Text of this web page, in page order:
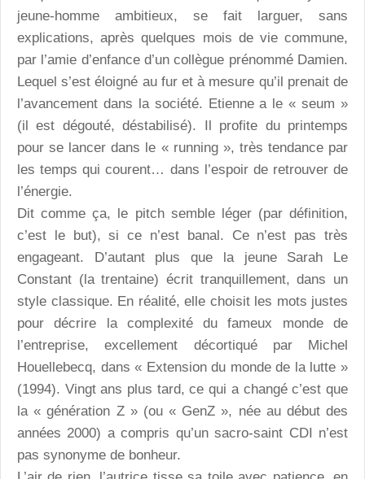
jeune-homme ambitieux, se fait larguer, sans
explications, après quelques mois de vie commune,
par l’amie d’enfance d’un collègue prénommé Damien.
Lequel s’est éloigné au fur et à mesure qu’il prenait de
l’avancement dans la société. Etienne a le « seum »
(il est dégouté, déstabilisé). Il profite du printemps
pour se lancer dans le « running », très tendance par
les temps qui courent… dans l’espoir de retrouver de
l’énergie.
Dit comme ça, le pitch semble léger (par définition,
c’est le but), si ce n’est banal. Ce n’est pas très
engageant. D’autant plus que la jeune Sarah Le
Constant (la trentaine) écrit tranquillement, dans un
style classique. En réalité, elle choisit les mots justes
pour décrire la complexité du fameux monde de
l’entreprise, excellement décortiqué par Michel
Houellebecq, dans « Extension du monde de la lutte »
(1994). Vingt ans plus tard, ce qui a changé c’est que
la « génération Z » (ou « GenZ », née au début des
années 2000) a compris qu’un sacro-saint CDI n’est
pas synonyme de bonheur.